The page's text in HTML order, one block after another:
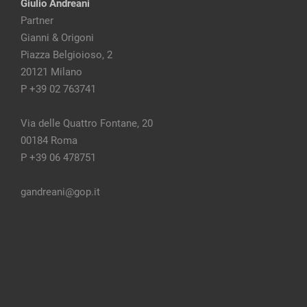
Giulio Andreani
Partner
Gianni & Origoni
Piazza Belgioioso, 2
20121 Milano
P +39 02 763741
Via delle Quattro Fontane, 20
00184 Roma
P +39 06 478751
gandreani@gop.it